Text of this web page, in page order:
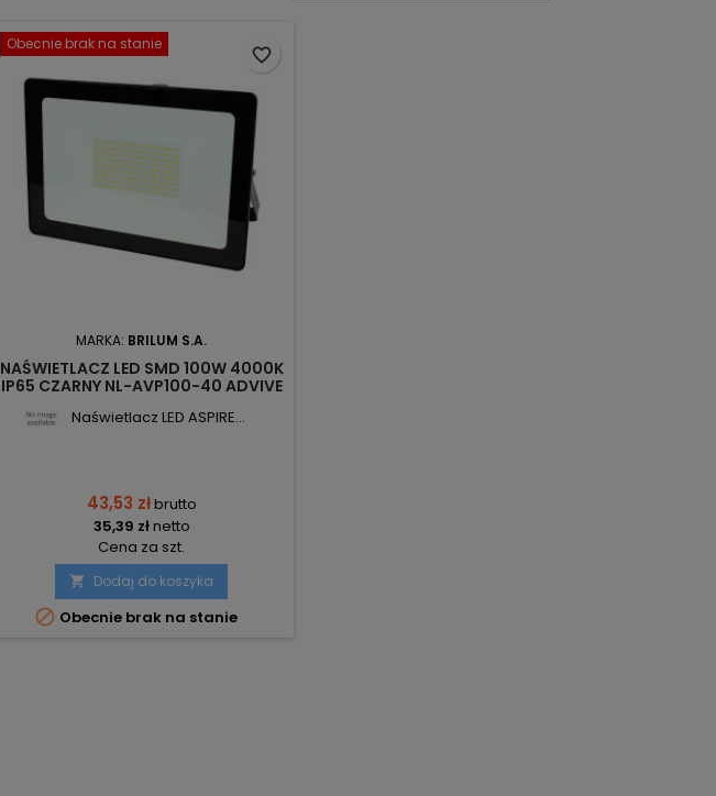
Obecnie brak na stanie
MARKA: BRILUM S.A.
NAŚWIETLACZ LED SMD 100W 4000K
IP65 CZARNY NL-AVP100-40 ADVIVE
Naświetlacz LED ASPIRE...
43,53 złbrutto
35,39 złnetto
Cena za szt.
 Dodaj do koszyka
 Obecnie brak na stanie
favorite_border